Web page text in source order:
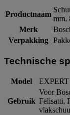
Productnaam
mm,
Merk
Verpakking
Technische
Model
Gebruik
Voor
Felisatti,